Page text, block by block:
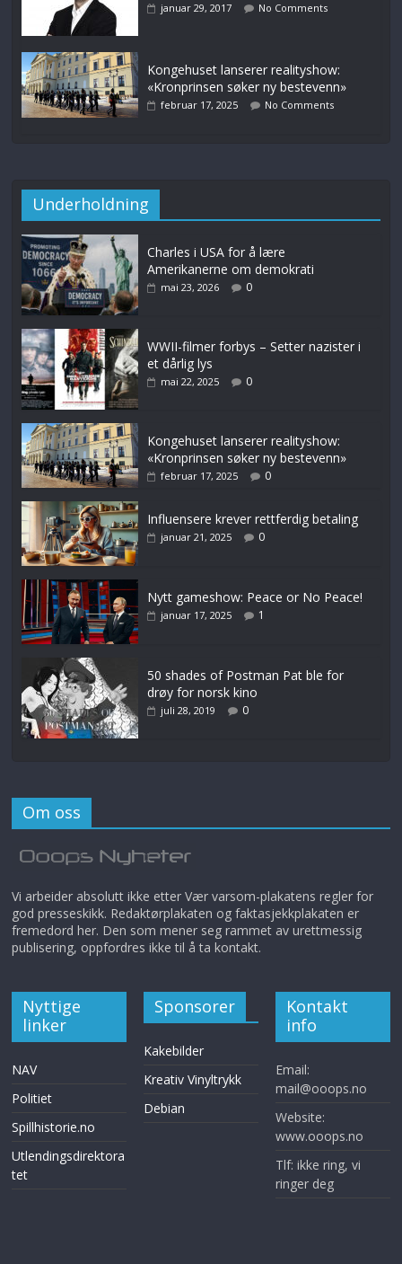
januar 29, 2017 No Comments
Kongehuset lanserer realityshow:
«Kronprinsen søker ny bestevenn»
februar 17, 2025 No Comments
Underholdning
Charles i USA for å lære
Amerikanerne om demokrati
mai 23, 2026 0
WWII-filmer forbys – Setter nazister i
et dårlig lys
mai 22, 2025 0
Kongehuset lanserer realityshow:
«Kronprinsen søker ny bestevenn»
februar 17, 2025 0
Influensere krever rettferdig betaling
januar 21, 2025 0
Nytt gameshow: Peace or No Peace!
januar 17, 2025 1
50 shades of Postman Pat ble for
drøy for norsk kino
juli 28, 2019 0
Om oss
Vi arbeider absolutt ikke etter Vær varsom-plakatens regler for
god presseskikk. Redaktørplakaten og faktasjekkplakaten er
fremedord her. Den som mener seg rammet av urettmessig
publisering, oppfordres ikke til å ta kontakt.
Nyttige
linker
NAV
Politiet
Spillhistorie.no
Utlendingsdirektora
tet
Sponsorer
Kakebilder
Kreativ Vinyltrykk
Debian
Kontakt
info
Email:
mail@ooops.no
Website:
www.ooops.no
Tlf: ikke ring, vi
ringer deg